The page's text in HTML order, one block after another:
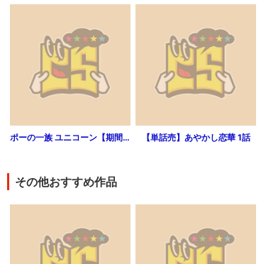
ポーの一族 ユニコーン【期間限定 試し読み増量版】 【単話売】あやかし恋華 1話
その他おすすめ作品